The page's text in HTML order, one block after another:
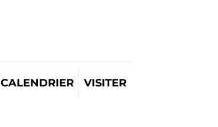
CALENDRIER VISITER